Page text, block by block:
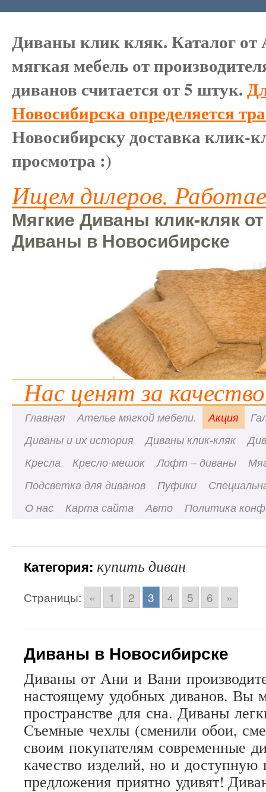
Диваны клик кляк. Каталог
мягкая мебель от
диванов считается от 5 штук.
Новосибирска определяется
Новосибирску доставка клик-
просмотра :)
Ищем дилеров.
Мягкие Диваны клик-кляк
Диваны в Новосибирске
Нас ценят за
Главная Ателье мягкой мебели. Акция
Диваны и их история
Диваны клик-кляк
Кресла
Кресло-мешок Лофт – диваны
Подсветка для диванов
Пуфики
О нас
Карта сайта Авто Политика
Категория: купить диван
Страницы: « 1 2 3 4 5 6 »
Диваны в Новосибирске
Диваны от Ани и Вани
настоящему удобных диванов. Вы
пространстве для сна. Диваны
Съемные чехлы (сменили обои,
своим покупателям современные
качество изделий, но и доступную
предложения приятно удивят!